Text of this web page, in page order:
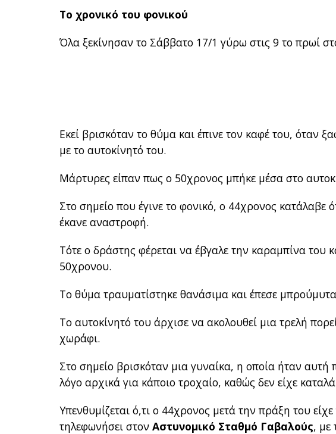
Το χρονικό του φονικού
Όλα ξεκίνησαν το Σάββατο 17/1 γύρω στις 9 το πρωί
Εκεί βρισκόταν το θύμα και έπινε τον καφέ του, όταν
με το αυτοκίνητό του.
Μάρτυρες είπαν πως ο 50χρονος μπήκε μέσα στο
Στο σημείο που έγινε το φονικό, ο 44χρονος κατάλαβε
έκανε αναστροφή.
Τότε ο δράστης φέρεται να έβγαλε την καραμπίνα του
50χρονου.
Το θύμα τραυματίστηκε θανάσιμα και έπεσε
Το αυτοκίνητό του άρχισε να ακολουθεί μια τρελή
χωράφι.
Στο σημείο βρισκόταν μια γυναίκα, η οποία ήταν αυτή
λόγο αρχικά για κάποιο τροχαίο, καθώς δεν είχε
Υπενθυμίζεται ό,τι ο 44χρονος μετά την πράξη του
τηλεφωνήσει στονΑστυνομικό Σταθμό Γαβαλούς, με